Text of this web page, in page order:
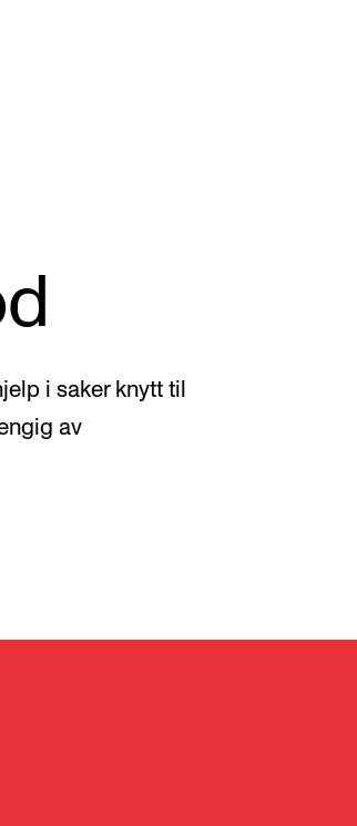
konserter og arrangementer
program og markedsføring
konserter og arrangementer
i saker knytt til
av